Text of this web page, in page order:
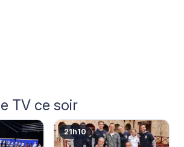
TV ce soir
21h10